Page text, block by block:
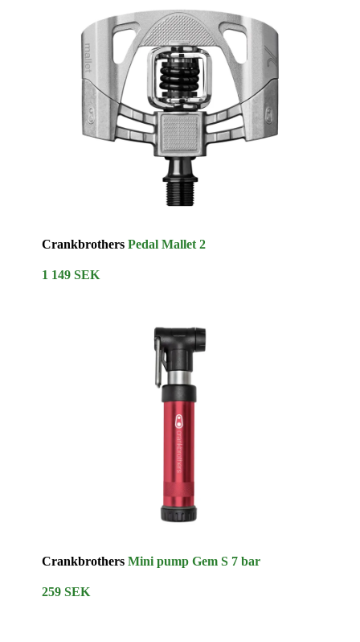
CrankbrothersPedal Mallet 2
1 149 SEK
CrankbrothersMini pump Gem S 7 bar
259 SEK